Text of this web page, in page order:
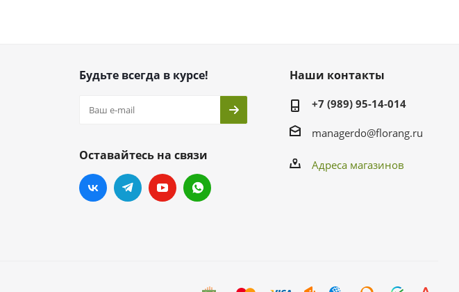
Будьте всегда в курсе!
Оставайтесь на связи
Наши контакты
+7 (989) 95-14-014
managerdo@florang.ru
Адреса магазинов